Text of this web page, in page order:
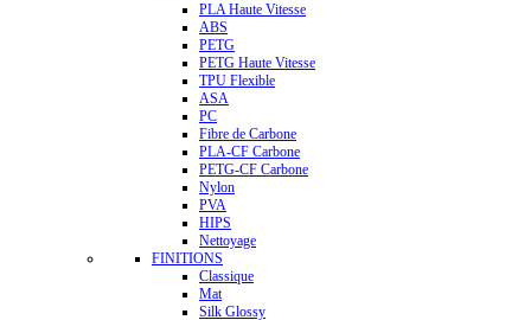
PLA Haute Vitesse
ABS
PETG
PETG Haute Vitesse
TPU Flexible
ASA
PC
Fibre de Carbone
PLA-CF Carbone
PETG-CF Carbone
Nylon
PVA
HIPS
Nettoyage
FINITIONS
Classique
Mat
Silk Glossy